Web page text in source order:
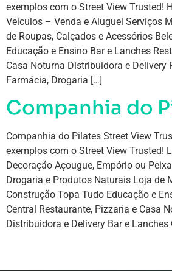
exemplos com o Street View Trusted!
Veículos – Venda e Aluguel Serviços
de Roupas, Calçados e Acessórios
Educação e Ensino Bar e Lanches
Casa Noturna Distribuidora e Delivery
Farmácia, Drogaria […]
Companhia do
Companhia do Pilates Street View
exemplos com o Street View Trusted!
Decoração Açougue, Empório ou
Drogaria e Produtos Naturais Loja de
Construção Topa Tudo Educação e
Central Restaurante, Pizzaria e Casa
Distribuidora e Delivery Bar e Lanches